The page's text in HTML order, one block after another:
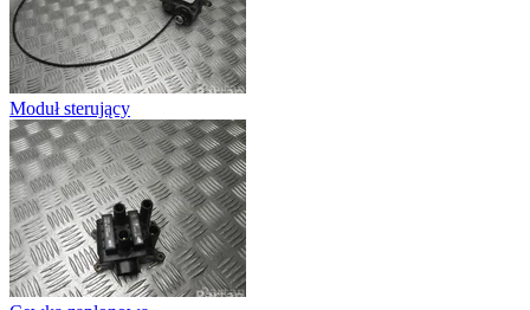
Moduł sterujący